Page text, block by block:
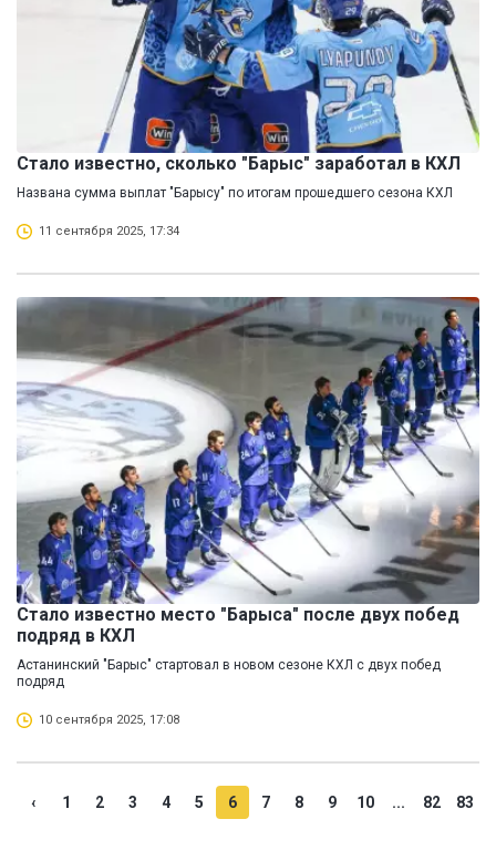
Стало известно, сколько "Барыс" заработал в КХЛ
Названа сумма выплат "Барысу" по итогам прошедшего сезона КХЛ
11 сентября 2025, 17:34
Стало известно место "Барыса" после двух побед
подряд в КХЛ
Астанинский "Барыс" стартовал в новом сезоне КХЛ с двух побед
подряд
10 сентября 2025, 17:08
‹ 1 2 3 4 5 6 7 8 9 10 ... 82 83